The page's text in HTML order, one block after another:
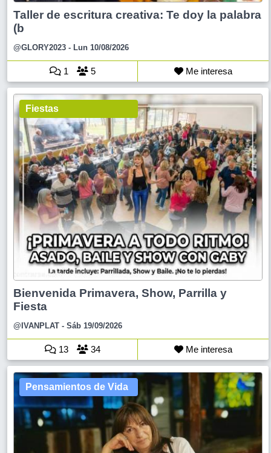
Taller de escritura creativa: Te doy la palabra
(b
@GLORY2023 - Lun 10/08/2026
1 5 Me interesa
Fiestas
Bienvenida Primavera, Show, Parrilla y
Fiesta
@IVANPLAT - Sáb 19/09/2026
13 34 Me interesa
Pensamientos de Vida